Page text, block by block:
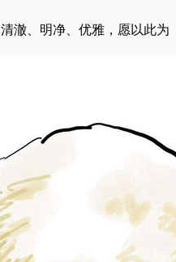
清澈、明净、优雅，愿以此为